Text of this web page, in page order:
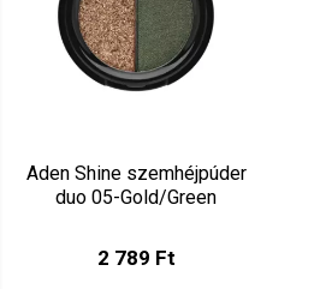
Aden Shine szemhéjpúder
duo 05-Gold/Green
2 789 Ft